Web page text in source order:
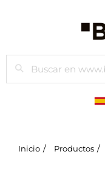
Buscar
Inicio Productos